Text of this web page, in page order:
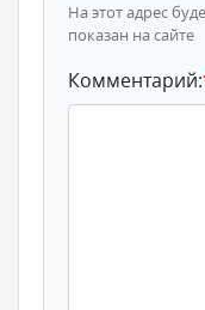
На этот адрес
показан на сайте
Комментарий: